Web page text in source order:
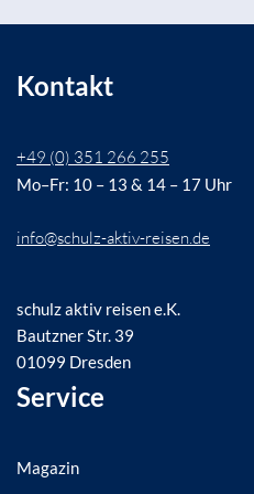
Kontakt
+49 (0) 351 266 255
Mo–Fr: 10 – 13 & 14 – 17 Uhr
info@schulz-aktiv-reisen.de
schulz aktiv reisen e.K.
Bautzner Str. 39
01099 Dresden
Service
Magazin